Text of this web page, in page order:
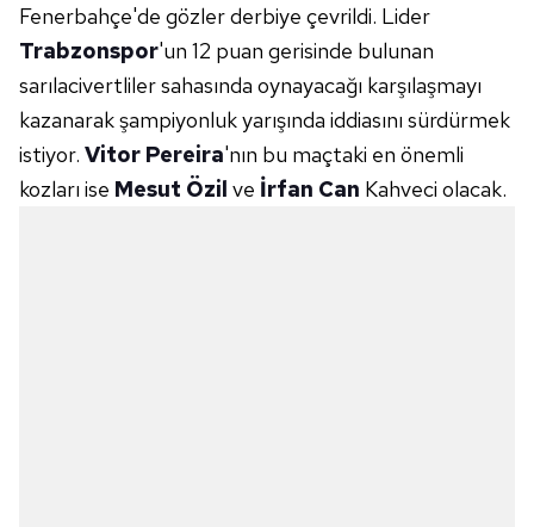
Fenerbahçe'de gözler derbiye çevrildi. Lider
Trabzonspor'un 12 puan gerisinde bulunan
sarılacivertliler sahasında oynayacağı karşılaşmayı
kazanarak şampiyonluk yarışında iddiasını sürdürmek
istiyor. Vitor Pereira'nın bu maçtaki en önemli
kozları ise Mesut Özil ve İrfan Can Kahveci olacak.